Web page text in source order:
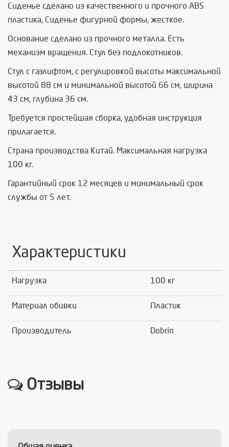
Сиденье сделано из качественного и прочного ABS
пластика, Сиденье фигурной формы, жесткое.
Основание сделано из прочного металла. Есть
механизм вращения. Стул без подлокотников.
Стул с газлифтом, с регулировкой высоты максимальной
высотой 88 см и минимальной высотой 66 см, ширина
43 см, глубина 36 см.
Требуется простейшая сборка, удобная инструкция
прилагается.
Страна производства Китай. Максимальная нагрузка
100 кг.
Гарантийный срок 12 месяцев и минимальный срок
службы от 5 лет.
Характеристики
Нагрузка 100 кг
Материал обивки Пластик
Производитель Dobrin
Отзывы